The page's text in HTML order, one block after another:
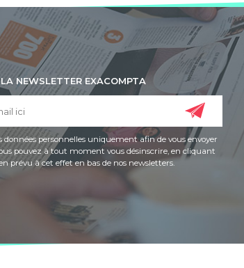
LA NEWSLETTER EXACOMPTA
données personnelles uniquement afin de vous envoyer
pouvez à tout moment vous désinscrire, en cliquant
prévu à cet effet en bas de nos newsletters.